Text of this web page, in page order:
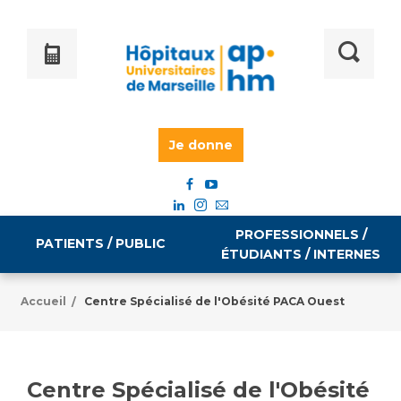
Je donne
PATIENTS / PUBLIC
PROFESSIONNELS /
ÉTUDIANTS / INTERNES
Emploi / formation
Accueil / Centre Spécialisé de l'Obésité PACA Ouest
Centre Spécialisé de l'Obésité